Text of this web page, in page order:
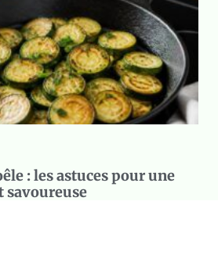
: les astuces pour une
savoureuse